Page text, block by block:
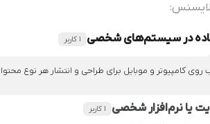
در سیستم‌های شخصی ۱ کاربر
کامپیوتر و موبایل برای طراحی و انتشار هر نوع
یا نرم‌افزار شخصی ۱ کاربر